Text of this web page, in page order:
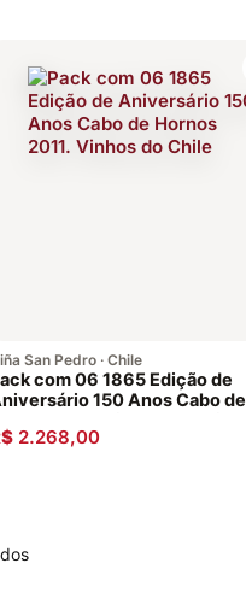
San Pedro · Chile
com 06 1865 Edição de
150 Anos Cabo de
2.268,00